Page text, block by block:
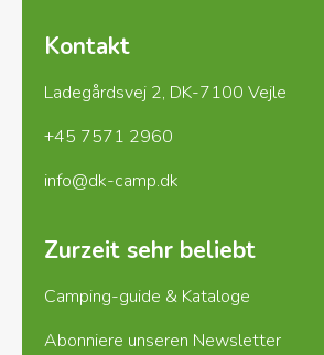
Kontakt
Ladegårdsvej 2, DK-7100 Vejle
+45 7571 2960
info@dk-camp.dk
Zurzeit sehr beliebt
Camping-guide & Kataloge
Abonniere unseren Newsletter